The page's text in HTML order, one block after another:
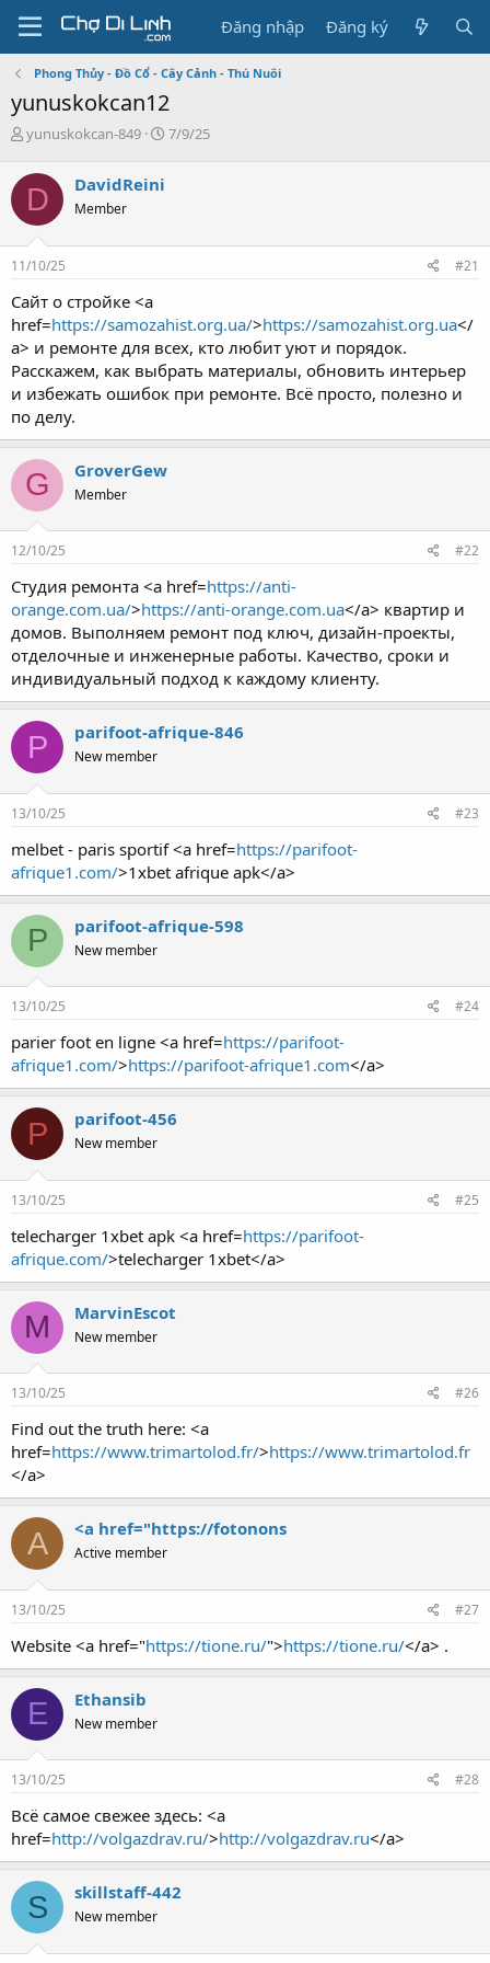
Đăng nhập Đăng ký
Phong Thủy - Đồ Cổ - Cây Cảnh - Thú Nuôi
yunuskokcan12
T
r
e
a
d
s
t
r
t
e
r
yunuskokcan-849
N
i
7/9/25
D DavidReini
Member
11/10/25 #21
Сайт о стройке <a
href=https://samozahist.org.ua/>https://samozahist.org.ua</
a> и ремонте для всех, кто любит уют и порядок.
Расскажем, как выбрать материалы, обновить интерьер
и избежать ошибок при ремонте. Всё просто, полезно и
по делу.
G GroverGew
Member
12/10/25 #22
Студия ремонта <a href=https://anti-
orange.com.ua/>https://anti-orange.com.ua</a> квартир и
домов. Выполняем ремонт под ключ, дизайн-проекты,
отделочные и инженерные работы. Качество, сроки и
индивидуальный подход к каждому клиенту.
P parifoot-afrique-846
New member
13/10/25 #23
melbet - paris sportif <a href=https://parifoot-
afrique1.com/>1xbet afrique apk</a>
P parifoot-afrique-598
New member
13/10/25 #24
parier foot en ligne <a href=https://parifoot-
afrique1.com/>https://parifoot-afrique1.com</a>
P parifoot-456
New member
13/10/25 #25
telecharger 1xbet apk <a href=https://parifoot-
afrique.com/>telecharger 1xbet</a>
M MarvinEscot
New member
13/10/25 #26
Find out the truth here: <a
href=https://www.trimartolod.fr/>https://www.trimartolod.fr
</a>
A <a href="https://fotonons
Active member
13/10/25 #27
Website <a href="https://tione.ru/">https://tione.ru/</a> .
E Ethansib
New member
13/10/25 #28
Всё самое свежее здесь: <a
href=http://volgazdrav.ru/>http://volgazdrav.ru</a>
S skillstaff-442
New member